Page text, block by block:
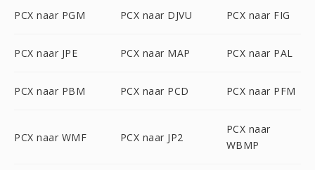
PCX naar PGM PCX naar DJVU PCX naar FIG
PCX naar JPE PCX naar MAP PCX naar PAL
PCX naar PBM PCX naar PCD PCX naar PFM
PCX naar WMF PCX naar JP2
PCX naar
WBMP